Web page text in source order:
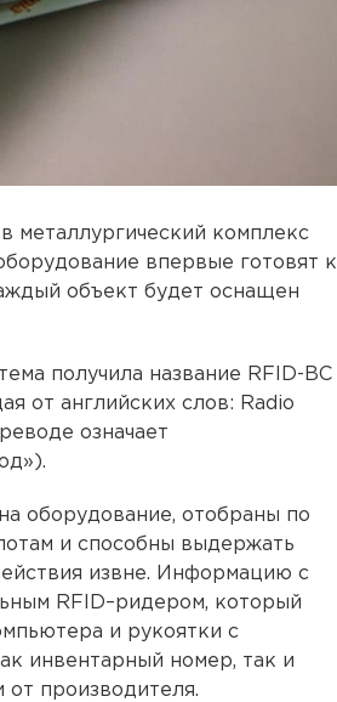
металлургический комплекс
впервые готовят к
объект будет оснащен
получила название RFID-BC
от английских слов: Radio
означает
оборудование, отобраны по
и способны выдержать
извне. Информацию с
RFID–ридером, который
и рукоятки с
инвентарный номер, так и
от производителя.